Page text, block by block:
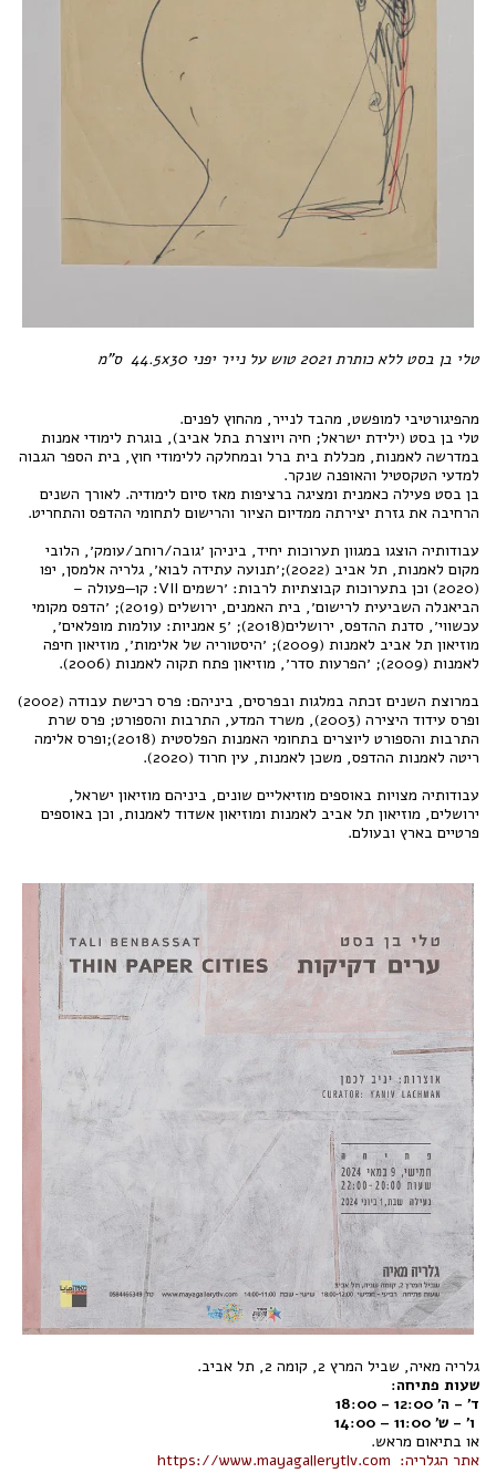
טלי בן בסט ללא כותרת 2021 טוש על נייר יפני 44.5x30 ס"מ
מהפיגורטיבי למופשט, מהבד לנייר, מהחוץ לפנים.
טלי בן בסט (ילידת ישראל; חיה ויוצרת בתל אביב), בוגרת לימודי אמנות
במדרשה לאמנות, מכללת בית ברל ובמחלקה ללימודי חוץ, בית הספר הגבוה
למדעי הטקסטיל והאופנה שנקר.
בן בסט פעילה כאמנית ומציגה ברציפות מאז סיום לימודיה. לאורך השנים
הרחיבה את גזרת יצירתה ממדיום הציור והרישום לתחומי ההדפס והתחריט.
עבודותיה הוצגו במגוון תערוכות יחיד, ביניהן ׳גובה/רוחב/עומק׳, הלובי
מקום לאמנות, תל אביב (2022);׳תנועה עתידה לבוא׳, גלריה אלמסן, יפו
(2020) וכן בתערוכות קבוצתיות לרבות: ׳רשמים VII: קו—פעולה –
הביאנלה השביעית לרישום׳, בית האמנים, ירושלים (2019); ׳הדפס מקומי
עכשווי׳, סדנת ההדפס, ירושלים(2018); ׳5 אמניות: עולמות מופלאים׳,
מוזיאון תל אביב לאמנות (2009); ׳היסטוריה של אלימות׳, מוזיאון חיפה
לאמנות (2009); ׳הפרעות סדר׳, מוזיאון פתח תקוה לאמנות (2006).
במרוצת השנים זכתה במלגות ובפרסים, ביניהם: פרס רכישת עבודה (2002)
ופרס עידוד היצירה (2003), משרד המדע, התרבות והספורט; פרס שרת
התרבות והספורט ליוצרים בתחומי האמנות הפלסטית (2018);ופרס אלימה
ריטה לאמנות ההדפס, משכן לאמנות, עין חרוד (2020).
עבודותיה מצויות באוספים מוזיאליים שונים, ביניהם מוזיאון ישראל,
ירושלים, מוזיאון תל אביב לאמנות ומוזיאון אשדוד לאמנות, וכן באוספים
פרטיים בארץ ובעולם.
גלריה מאיה, שביל המרץ 2, קומה 2, תל אביב.
שעות פתיחה:
ד' - ה' 12:00 - 18:00
ו' - ש' 11:00 – 14:00
או בתיאום מראש.
אתר הגלריה: https://www.mayagallerytlv.com